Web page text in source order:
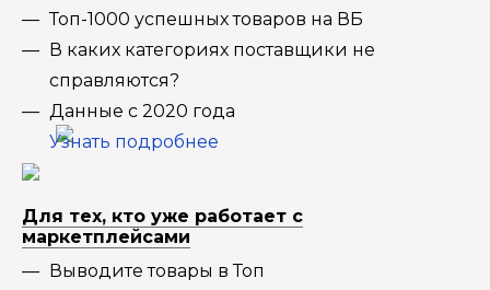
Топ-1000 успешных товаров на ВБ
В каких категориях поставщики не
справляются?
Данные с 2020 года
Узнать подробнее
Для тех, кто уже работает с
маркетплейсами
Выводите товары в Топ